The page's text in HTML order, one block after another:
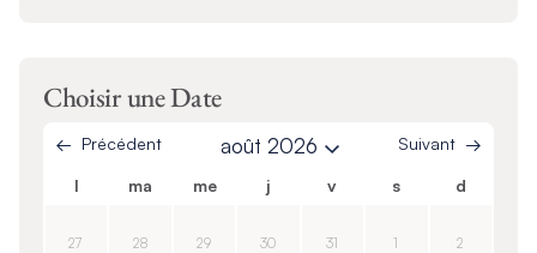
Choisir une Date
Précédent août 2026 Suivant
l ma me j v s d
27 28 29 30 31 1 2